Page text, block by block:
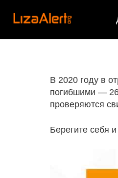
В 2020 году в
погибшими —
проверяются
Берегите себя